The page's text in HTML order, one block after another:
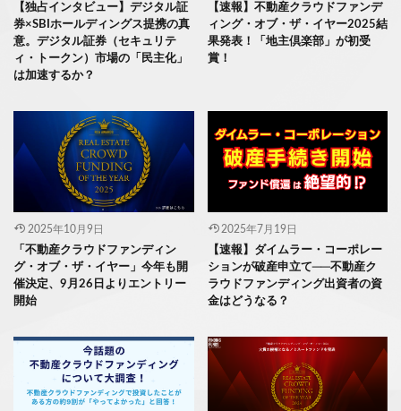
【独占インタビュー】デジタル証
券×SBIホールディングス提携の真
意。デジタル証券（セキュリテ
ィ・トークン）市場の「民主化」
は加速するか？
【速報】不動産クラウドファンデ
ィング・オブ・ザ・イヤー2025結
果発表！「地主倶楽部」が初受
賞！
2025年10月9日
「不動産クラウドファンディン
グ・オブ・ザ・イヤー」今年も開
催決定、9月26日よりエントリー
開始
2025年7月19日
【速報】ダイムラー・コーポレー
ションが破産申立て──不動産ク
ラウドファンディング出資者の資
金はどうなる？